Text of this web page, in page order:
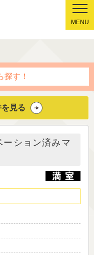
MENU
探す！
見る
ション済みマ